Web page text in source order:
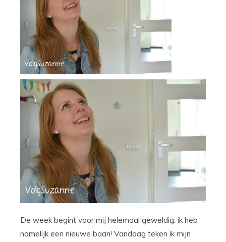
De week begint voor mij helemaal geweldig: ik heb
namelijk een nieuwe baan! Vandaag teken ik mijn